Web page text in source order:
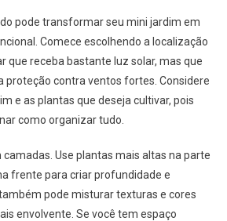
pode transformar seu mini jardim em
Comece escolhendo a localização
que receba bastante luz solar, mas que
proteção contra ventos fortes. Considere
e as plantas que deseja cultivar, pois
como organizar tudo.
camadas. Use plantas mais altas na parte
frente para criar profundidade e
pode misturar texturas e cores
envolvente. Se você tem espaço